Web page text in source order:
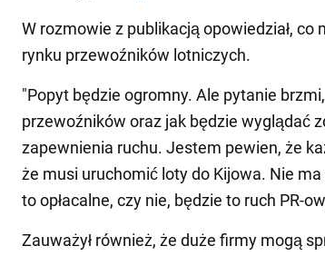
W rozmowie z publikacją opowiedział, co
rynku przewoźników lotniczych.
"Popyt będzie ogromny. Ale pytanie
przewoźników oraz jak będzie wyglądać
zapewnienia ruchu. Jestem pewien, że
że musi uruchomić loty do Kijowa. Nie
to opłacalne, czy nie, będzie to ruch PR-
Zauważył również, że duże firmy mogą